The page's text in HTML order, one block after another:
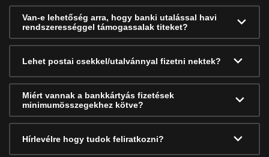
Van-e lehetőség arra, hogy banki utalással havi
rendszerességgel támogassalak titeket?
Lehet postai csekkel/utalvánnyal fizetni nektek?
Miért vannak a bankkártyás fizetések
minimumösszegekhez kötve?
Hírlevélre hogy tudok feliratkozni?